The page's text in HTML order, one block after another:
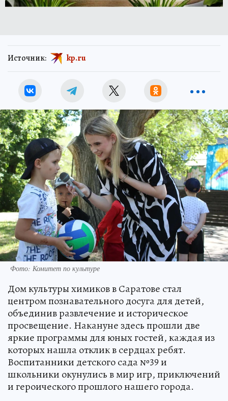
Источник: kp.ru
Фото: Комитет по культуре
Дом культуры химиков в Саратове стал
центром познавательного досуга для детей,
объединив развлечение и историческое
просвещение. Накануне здесь прошли две
яркие программы для юных гостей, каждая из
которых нашла отклик в сердцах ребят.
Воспитанники детского сада №39 и
школьники окунулись в мир игр, приключений
и героического прошлого нашего города.